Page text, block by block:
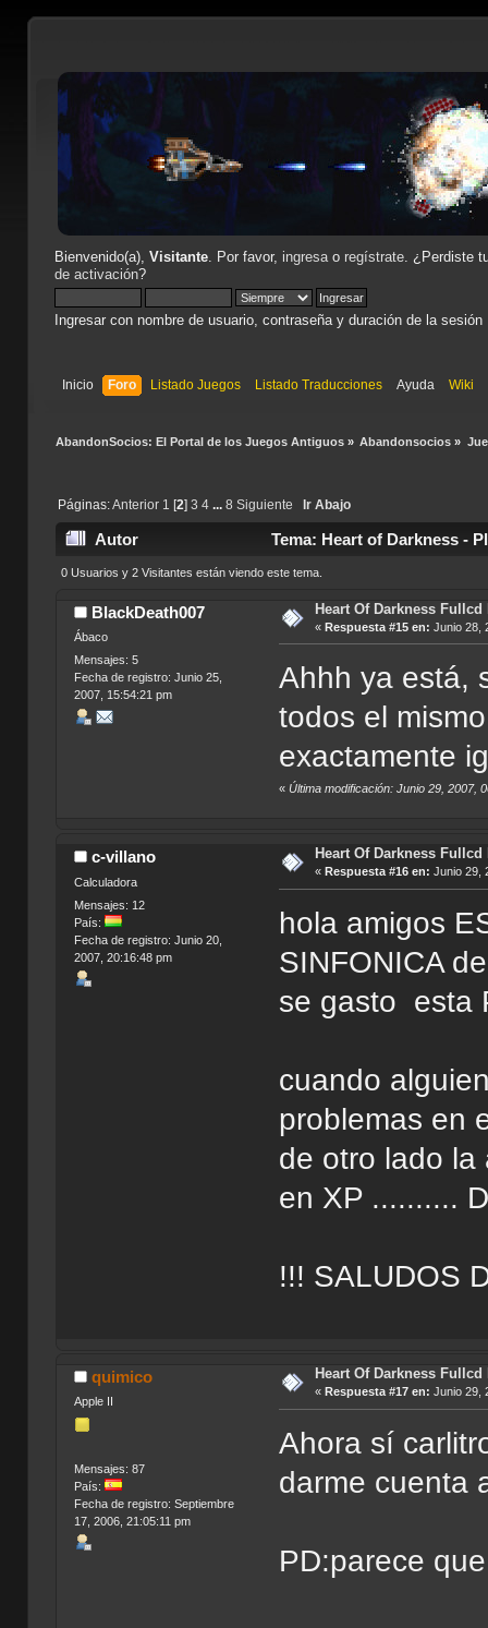
Bienvenido(a), Visitante. Por favor, ingresao regístrate. ¿Perdiste
de activación?
Ingresar con nombre de usuario, contraseña y duración de la sesión
Inicio Foro Listado Juegos Listado Traducciones Ayuda Wiki
AbandonSocios: El Portal de los Juegos Antiguos» Abandonsocios »
Páginas:Anterior 1 [2] 3 4 ... 8 Siguiente Ir Abajo
Autor Tema: Heart of Darkness -
0 Usuarios y 2 Visitantes están viendo este tema.
BlackDeath007
Ábaco
Mensajes: 5
Fecha de registro: Junio 25,
2007, 15:54:21 pm
Heart Of Darkness Fullcd
« Respuesta #15 en: Junio 28,
Ahhh ya está,
todos el
exactamente
«Última modificación: Junio 29, 2007,
c-villano
Calculadora
Mensajes: 12
País:
Fecha de registro: Junio 20,
2007, 20:16:48 pm
Heart Of Darkness Fullcd
« Respuesta #16 en: Junio 29,
hola amigos
SINFONICA
se gasto esta
cuando
problemas en
de otro lado la
en XP ..........
!!! SALUDOS
quimico
Apple II
Mensajes: 87
País:
Fecha de registro: Septiembre
17, 2006, 21:05:11 pm
Heart Of Darkness Fullcd
« Respuesta #17 en: Junio 29,
Ahora sí
darme cuenta
PD:parece